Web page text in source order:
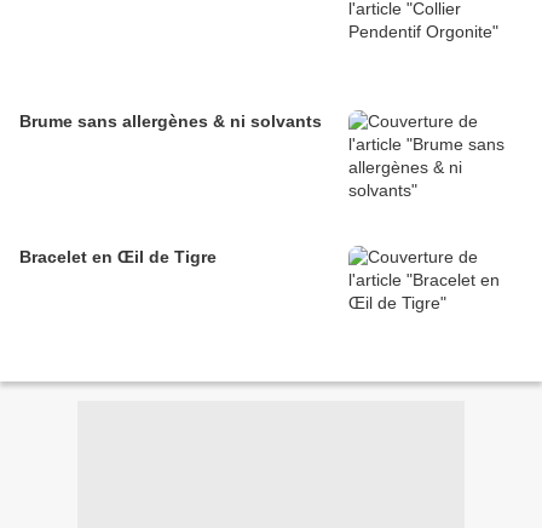
Brume sans allergènes & ni solvants
Bracelet en Œil de Tigre